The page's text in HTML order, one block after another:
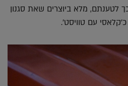
לטענתם, מלא ביוצרים שאת סגנון
עם טוויסט'.